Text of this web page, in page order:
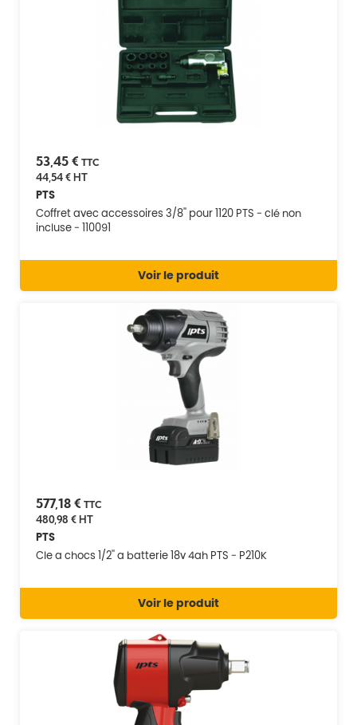
53,45 € TTC
44,54 €HT
PTS
Coffret avec accessoires 3/8'' pour 1120 PTS - clé non
incluse - 110091
Voir le produit
577,18 € TTC
480,98 €HT
PTS
Cle a chocs 1/2'' a batterie 18v 4ah PTS - P210K
Voir le produit